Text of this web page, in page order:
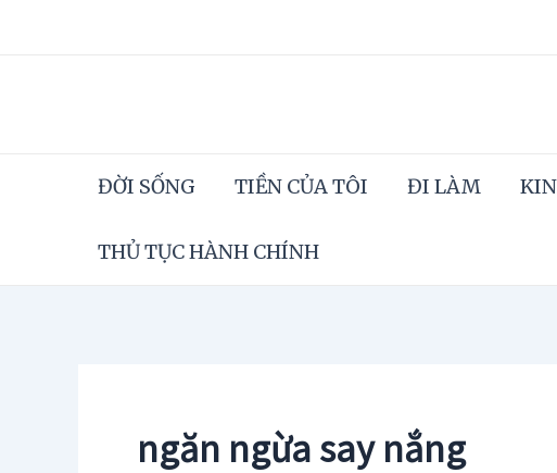
ĐỜI SỐNG TIỀN CỦA TÔI ĐI LÀM
THỦ TỤC HÀNH CHÍNH
ngăn ngừa say nắng